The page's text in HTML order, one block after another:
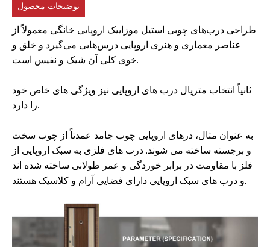
توضیحات محصول
طراحی درب‌های چوبی استیل موزاییک اروپایی خانگی معمولاً از
عناصر معماری و هنری اروپایی درس‌هایی می‌گیرد و خلق و
خوی کلی آن شیک و نفیس است.
ثانیاً انتخاب متریال درب های اروپایی نیز ویژگی های خاص خود
را دارد.
به عنوان مثال، درهای اروپایی چوب جامد عمدتاً از چوب سخت
و برجسته ساخته می شوند. درب های فلزی به سبک اروپایی از
فلز با مقاومت در برابر خوردگی و عمر طولانی ساخته شده اند
و درب های سبک اروپایی دارای فضایی آرام و کلاسیک هستند.